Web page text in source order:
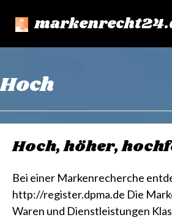
Hoch
Hoch, höher,
Bei einer Markenrecherche
http://register.dpma.de Die
Waren und Dienstleistungen